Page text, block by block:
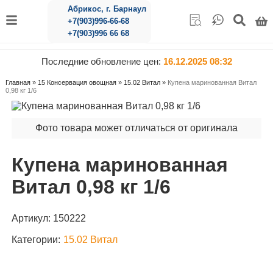
Абрикос, г. Барнаул
+7(903)996-66-68
+7(903)996 66 68
Последние обновление цен: 16.12.2025 08:32
Главная» 15 Консервация овощная» 15.02 Витал» Купена маринованная Витал
0,98 кг 1/6
Фото товара может отличаться от оригинала
Купена маринованная
Витал 0,98 кг 1/6
Артикул: 150222
Категории: 15.02 Витал